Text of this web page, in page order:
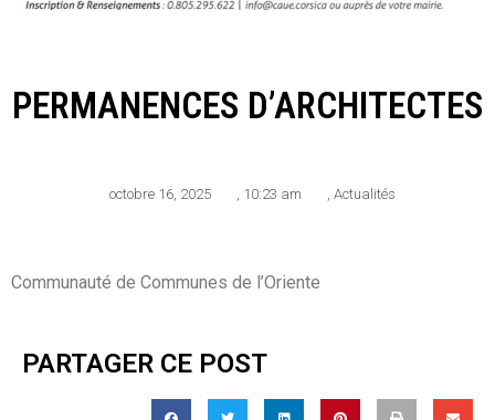
PERMANENCES D’ARCHITECTES
octobre 16, 2025 , 10:23 am , Actualités
Communauté de Communes de l’Oriente
PARTAGER CE POST